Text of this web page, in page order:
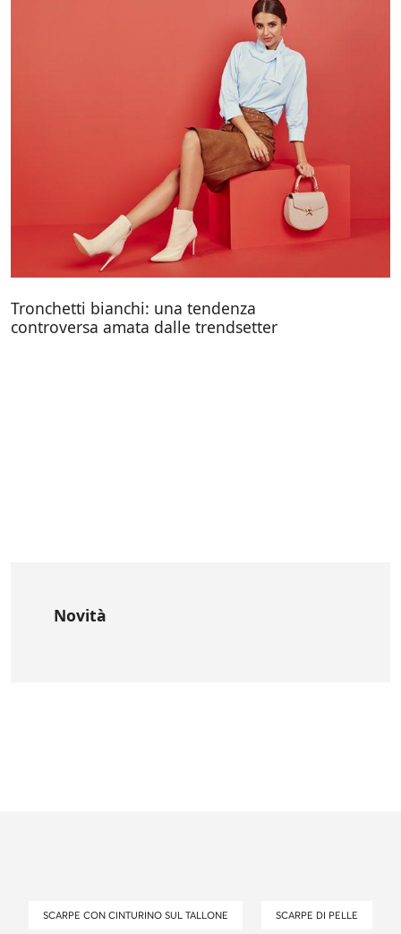
Tronchetti bianchi: una tendenza
controversa amata dalle trendsetter
Novità
SCARPE CON CINTURINO SUL TALLONE SCARPE DI PELLE